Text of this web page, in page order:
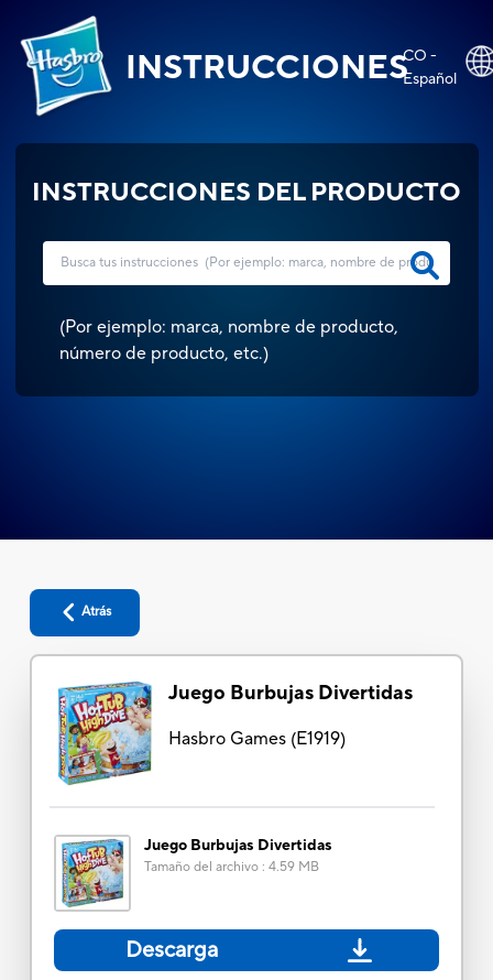
INSTRUCCIONESCO -
Español
INSTRUCCIONES DEL PRODUCTO
(Por ejemplo: marca, nombre de producto,
número de producto, etc.)
Atrás
Juego Burbujas Divertidas
Hasbro Games(E1919)
Juego Burbujas Divertidas
Tamaño del archivo: 4.59 MB
Descarga